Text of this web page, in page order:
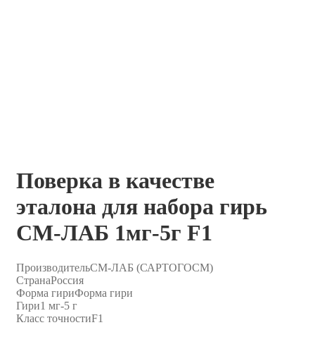
Поверка в качестве
эталона для набора гирь
СМ-ЛАБ 1мг-5г F1
ПроизводительСМ-ЛАБ (САРТОГОСМ)
СтранаРоссия
Форма гириФорма гири
Гири1 мг-5 г
Класс точностиF1